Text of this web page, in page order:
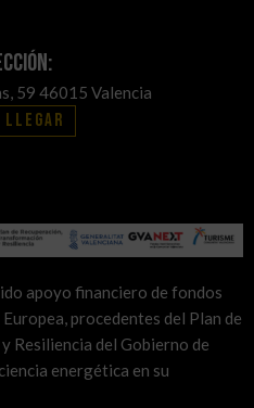
59 46015 Valencia
llegar
apoyo financiero de fondos
procedentes del Plan de
Resiliencia del Gobierno de
energética en su